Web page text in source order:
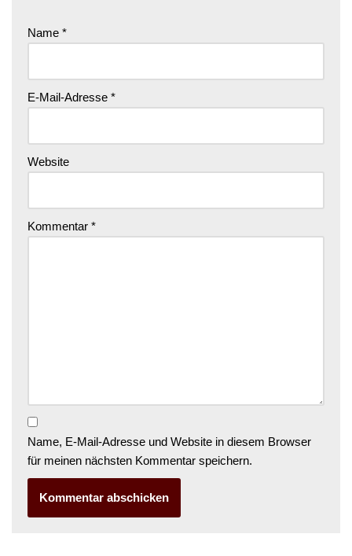
Name *
E-Mail-Adresse *
Website
Kommentar *
Name, E-Mail-Adresse und Website in diesem Browser
für meinen nächsten Kommentar speichern.